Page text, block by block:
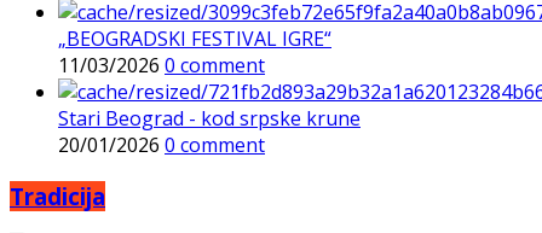
„BEOGRADSKI FESTIVAL IGRE“
11/03/2026 0 comment
Stari Beograd - kod srpske krune
20/01/2026 0 comment
Tradicija